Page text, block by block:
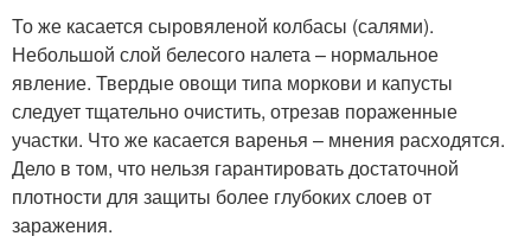
То же касается сыровяленой колбасы (салями).
Небольшой слой белесого налета – нормальное
явление. Твердые овощи типа моркови и капусты
следует тщательно очистить, отрезав пораженные
участки. Что же касается варенья – мнения расходятся.
Дело в том, что нельзя гарантировать достаточной
плотности для защиты более глубоких слоев от
заражения.